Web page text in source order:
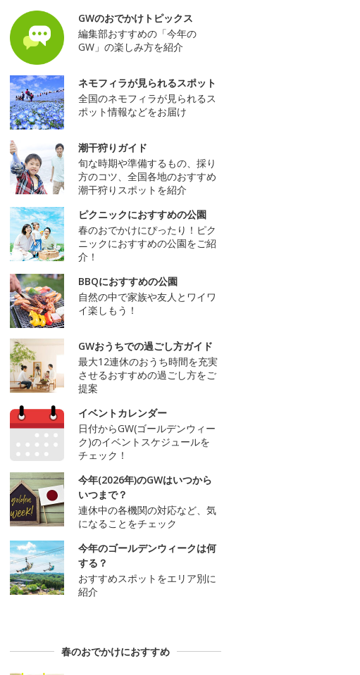
GWのおでかけトピックス
編集部おすすめの「今年の
GW」の楽しみ方を紹介
ネモフィラが見られるスポット
全国のネモフィラが見られるス
ポット情報などをお届け
潮干狩りガイド
旬な時期や準備するもの、採り
方のコツ、全国各地のおすすめ
潮干狩りスポットを紹介
ピクニックにおすすめの公園
春のおでかけにぴったり！ピク
ニックにおすすめの公園をご紹
介！
BBQにおすすめの公園
自然の中で家族や友人とワイワ
イ楽しもう！
GWおうちでの過ごし方ガイド
最大12連休のおうち時間を充実
させるおすすめの過ごし方をご
提案
イベントカレンダー
日付からGW(ゴールデンウィー
ク)のイベントスケジュールを
チェック！
今年(2026年)のGWはいつから
いつまで？
連休中の各機関の対応など、気
になることをチェック
今年のゴールデンウィークは何
する？
おすすめスポットをエリア別に
紹介
春のおでかけにおすすめ